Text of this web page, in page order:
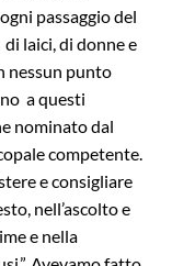
passaggio del
laici, di donne e
nessun punto
a questi
nominato dal
competente.
e consigliare
nell’ascolto e
e nella